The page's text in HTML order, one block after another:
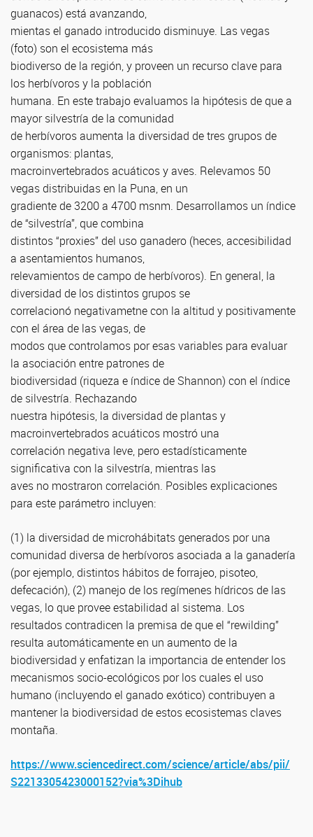
guanacos) está avanzando,
mientas el ganado introducido disminuye. Las vegas
(foto) son el ecosistema más
biodiverso de la región, y proveen un recurso clave para
los herbívoros y la población
humana. En este trabajo evaluamos la hipótesis de que a
mayor silvestría de la comunidad
de herbívoros aumenta la diversidad de tres grupos de
organismos: plantas,
macroinvertebrados acuáticos y aves. Relevamos 50
vegas distribuidas en la Puna, en un
gradiente de 3200 a 4700 msnm. Desarrollamos un índice
de “silvestría”, que combina
distintos “proxies” del uso ganadero (heces, accesibilidad
a asentamientos humanos,
relevamientos de campo de herbívoros). En general, la
diversidad de los distintos grupos se
correlacionó negativametne con la altitud y positivamente
con el área de las vegas, de
modos que controlamos por esas variables para evaluar
la asociación entre patrones de
biodiversidad (riqueza e índice de Shannon) con el índice
de silvestría. Rechazando
nuestra hipótesis, la diversidad de plantas y
macroinvertebrados acuáticos mostró una
correlación negativa leve, pero estadísticamente
significativa con la silvestría, mientras las
aves no mostraron correlación. Posibles explicaciones
para este parámetro incluyen:
(1) la diversidad de microhábitats generados por una
comunidad diversa de herbívoros asociada a la ganadería
(por ejemplo, distintos hábitos de forrajeo, pisoteo,
defecación), (2) manejo de los regímenes hídricos de las
vegas, lo que provee estabilidad al sistema. Los
resultados contradicen la premisa de que el “rewilding”
resulta automáticamente en un aumento de la
biodiversidad y enfatizan la importancia de entender los
mecanismos socio-ecológicos por los cuales el uso
humano (incluyendo el ganado exótico) contribuyen a
mantener la biodiversidad de estos ecosistemas claves
montaña.
https://www.sciencedirect.com/science/article/abs/pii/
S2213305423000152?via%3Dihub